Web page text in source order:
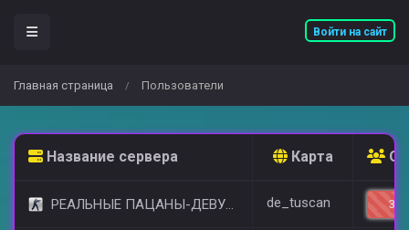
Войти на сайт
Главная страница / Пользователи
Название сервера Карта
РЕАЛЬНЫЕ ПАЦАНЫ-ДЕВУШКИ 18+ [STEAM BONUS] de_tuscan 30/